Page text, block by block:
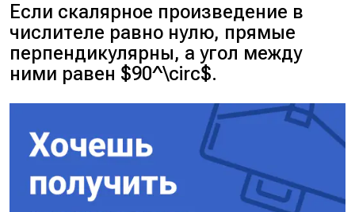
Если скалярное произведение в
числителе равно нулю, прямые
перпендикулярны, а угол между
ними равен $90^\circ$.